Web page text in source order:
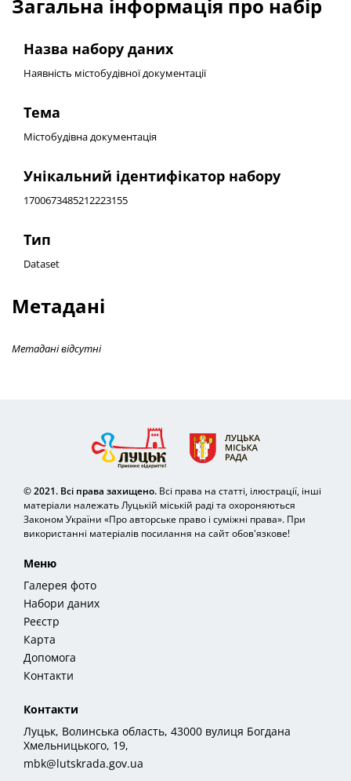
Загальна інформація про набір
Назва набору даних
Наявність містобудівної документації
Тема
Містобудівна документація
Унікальний ідентифікатор набору
1700673485212223155
Тип
Dataset
Метадані
Метадані відсутні
© 2021. Всі права захищено. Всі права на статті, ілюстрації, інші
матеріали належать Луцькій міській раді та охороняються
Законом України «Про авторське право і суміжні права». При
використанні матеріалів посилання на сайт обов'язкове!
Меню
Галерея фото
Набори даних
Реєстр
Карта
Допомога
Контакти
Контакти
Луцьк, Волинська область, 43000 вулиця Богдана
Хмельницького, 19,
mbk@lutskrada.gov.ua